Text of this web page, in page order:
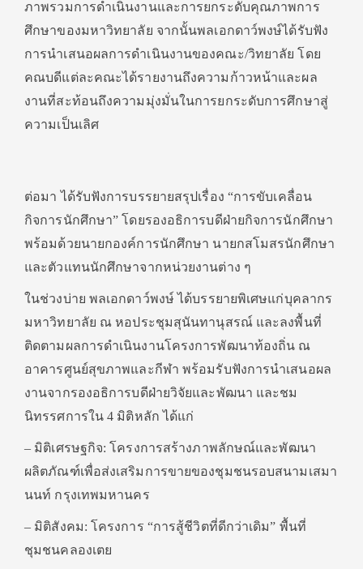
ภาพรวมการดำเนินงานและการยกระดับคุณภาพการ
ศึกษาของมหาวิทยาลัย จากนั้นพลเอกดาว์พงษ์ได้รับฟัง
การนำเสนอผลการดำเนินงานของคณะ/วิทยาลัย โดย
คณบดีแต่ละคณะได้รายงานถึงความก้าวหน้าและผล
งานที่สะท้อนถึงความมุ่งมั่นในการยกระดับการศึกษาสู่
ความเป็นเลิศ
ต่อมา ได้รับฟังการบรรยายสรุปเรื่อง “การขับเคลื่อน
กิจการนักศึกษา” โดยรองอธิการบดีฝ่ายกิจการนักศึกษา
พร้อมด้วยนายกองค์การนักศึกษา นายกสโมสรนักศึกษา
และตัวแทนนักศึกษาจากหน่วยงานต่าง ๆ
ในช่วงบ่าย พลเอกดาว์พงษ์ ได้บรรยายพิเศษแก่บุคลากร
มหาวิทยาลัย ณ หอประชุมสุนันทานุสรณ์ และลงพื้นที่
ติดตามผลการดำเนินงานโครงการพัฒนาท้องถิ่น ณ
อาคารศูนย์สุขภาพและกีฬา พร้อมรับฟังการนำเสนอผล
งานจากรองอธิการบดีฝ่ายวิจัยและพัฒนา และชม
นิทรรศการใน 4 มิติหลัก ได้แก่
– มิติเศรษฐกิจ: โครงการสร้างภาพลักษณ์และพัฒนา
ผลิตภัณฑ์เพื่อส่งเสริมการขายของชุมชนรอบสนามเสมา
นนท์ กรุงเทพมหานคร
– มิติสังคม: โครงการ “การสู้ชีวิตที่ดีกว่าเดิม” พื้นที่
ชุมชนคลองเตย